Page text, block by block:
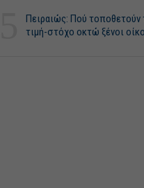
Πειραιώς: Πού τοποθετούν
τιμή-στόχο οκτώ ξένοι